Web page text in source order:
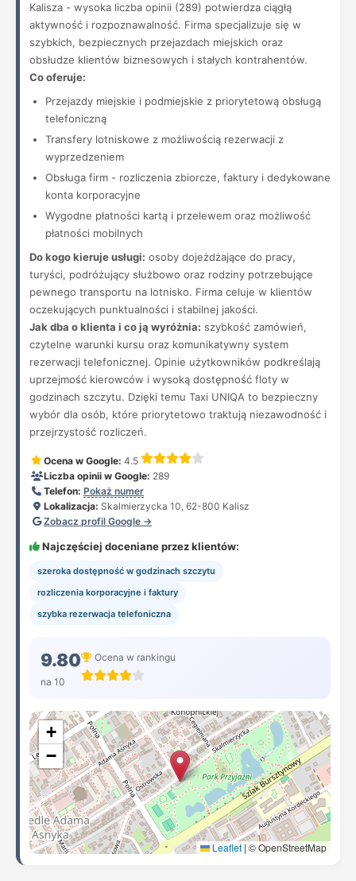
Kalisza - wysoka liczba opinii (289) potwierdza ciągłą
aktywność i rozpoznawalność. Firma specjalizuje się w
szybkich, bezpiecznych przejazdach miejskich oraz
obsłudze klientów biznesowych i stałych kontrahentów.
Co oferuje:
Przejazdy miejskie i podmiejskie z priorytetową obsługą
telefoniczną
Transfery lotniskowe z możliwością rezerwacji z
wyprzedzeniem
Obsługa firm - rozliczenia zbiorcze, faktury i dedykowane
konta korporacyjne
Wygodne płatności kartą i przelewem oraz możliwość
płatności mobilnych
Do kogo kieruje usługi: osoby dojeżdżające do pracy,
turyści, podróżujący służbowo oraz rodziny potrzebujące
pewnego transportu na lotnisko. Firma celuje w klientów
oczekujących punktualności i stabilnej jakości.
Jak dba o klienta i co ją wyróżnia: szybkość zamówień,
czytelne warunki kursu oraz komunikatywny system
rezerwacji telefonicznej. Opinie użytkowników podkreślają
uprzejmość kierowców i wysoką dostępność floty w
godzinach szczytu. Dzięki temu Taxi UNIQA to bezpieczny
wybór dla osób, które priorytetowo traktują niezawodność i
przejrzystość rozliczeń.
Ocena w Google: 4.5
Liczba opinii w Google: 289
Telefon: Pokaż numer
Lokalizacja: Skalmierzycka 10, 62-800 Kalisz
Zobacz profil Google →
Najczęściej doceniane przez klientów:
szeroka dostępność w godzinach szczytu
rozliczenia korporacyjne i faktury
szybka rezerwacja telefoniczna
9.80
na 10
Ocena w rankingu
+
−
Leaflet | © OpenStreetMap